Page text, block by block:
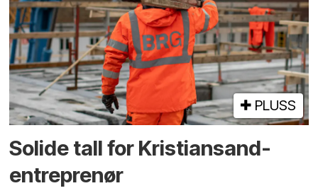
PLUSS
Solide tall for Kristiansand-
entreprenør